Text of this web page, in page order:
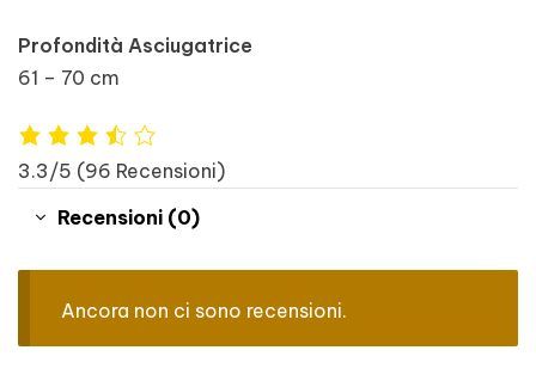
Profondità Asciugatrice
61 – 70 cm
3.3/5 (96 Recensioni)
Recensioni (0)
Ancora non ci sono recensioni.